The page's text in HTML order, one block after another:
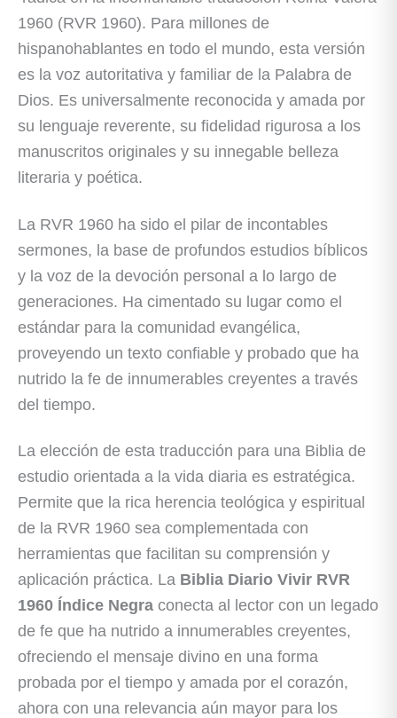
1960 (RVR 1960). Para millones de
hispanohablantes en todo el mundo, esta versión
es la voz autoritativa y familiar de la Palabra de
Dios. Es universalmente reconocida y amada por
su lenguaje reverente, su fidelidad rigurosa a los
manuscritos originales y su innegable belleza
literaria y poética.
La RVR 1960 ha sido el pilar de incontables
sermones, la base de profundos estudios bíblicos
y la voz de la devoción personal a lo largo de
generaciones. Ha cimentado su lugar como el
estándar para la comunidad evangélica,
proveyendo un texto confiable y probado que ha
nutrido la fe de innumerables creyentes a través
del tiempo.
La elección de esta traducción para una Biblia de
estudio orientada a la vida diaria es estratégica.
Permite que la rica herencia teológica y espiritual
de la RVR 1960 sea complementada con
herramientas que facilitan su comprensión y
aplicación práctica. La Biblia Diario Vivir RVR
1960 Índice Negra conecta al lector con un legado
de fe que ha nutrido a innumerables creyentes,
ofreciendo el mensaje divino en una forma
probada por el tiempo y amada por el corazón,
ahora con una relevancia aún mayor para los